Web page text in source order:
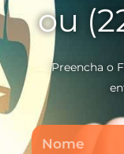
ou
Preencha o
Nome